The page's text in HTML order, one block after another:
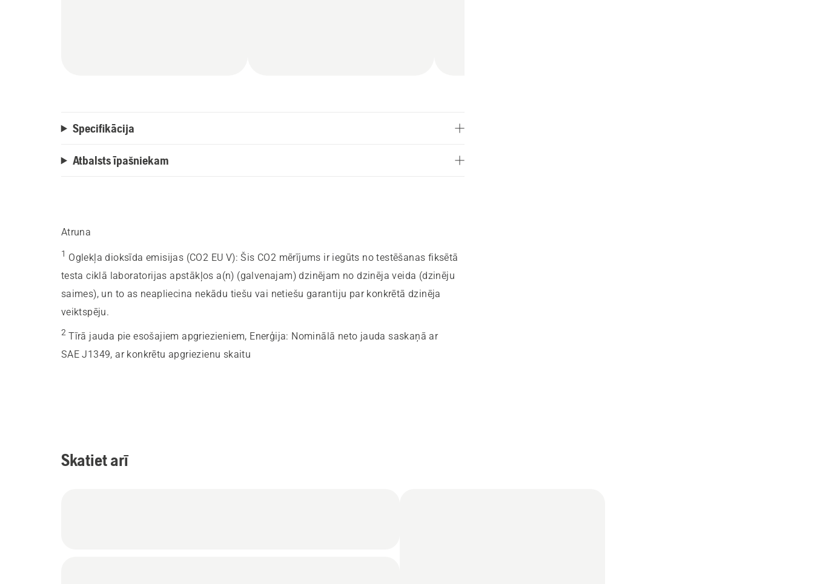
Specifikācija
Atbalsts īpašniekam
Atruna
1 Oglekļa dioksīda emisijas (CO2 EU V):Šis CO2 mērījums ir iegūts no testēšanas fiksētā
testa ciklā laboratorijas apstākļos a(n) (galvenajam) dzinējam no dzinēja veida (dzinēju
saimes), un to as neapliecina nekādu tiešu vai netiešu garantiju par konkrētā dzinēja
veiktspēju.
2 Tīrā jauda pie esošajiem apgriezieniem, Enerģija: Nominālā neto jauda saskaņā ar
SAE J1349, ar konkrētu apgriezienu skaitu
Skatiet arī